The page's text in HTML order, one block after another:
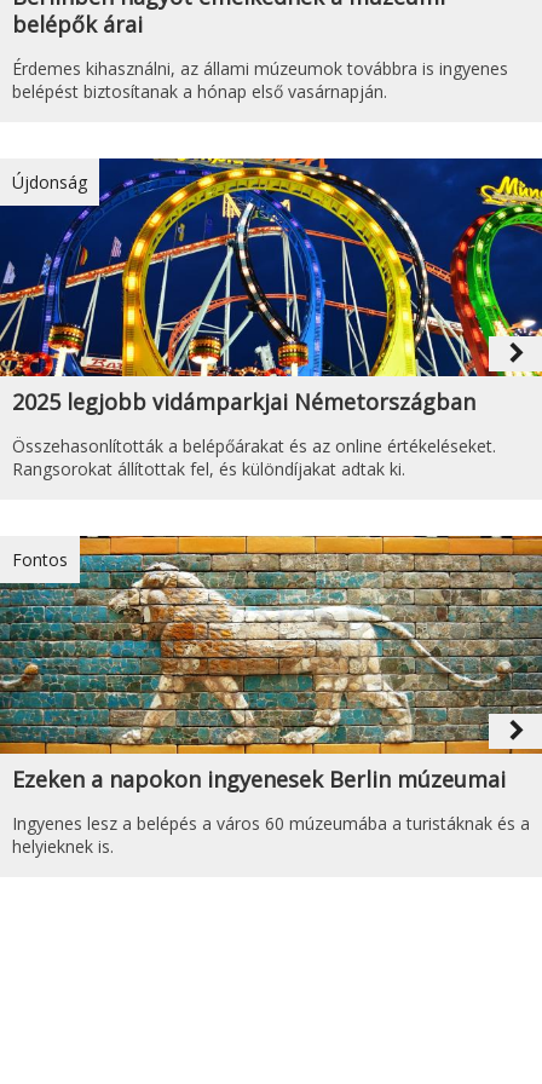
belépők árai
Érdemes kihasználni, az állami múzeumok továbbra is ingyenes
belépést biztosítanak a hónap első vasárnapján.
Újdonság
navigate_next
2025 legjobb vidámparkjai Németországban
Összehasonlították a belépőárakat és az online értékeléseket.
Rangsorokat állítottak fel, és különdíjakat adtak ki.
Fontos
navigate_next
Ezeken a napokon ingyenesek Berlin múzeumai
Ingyenes lesz a belépés a város 60 múzeumába a turistáknak és a
helyieknek is.